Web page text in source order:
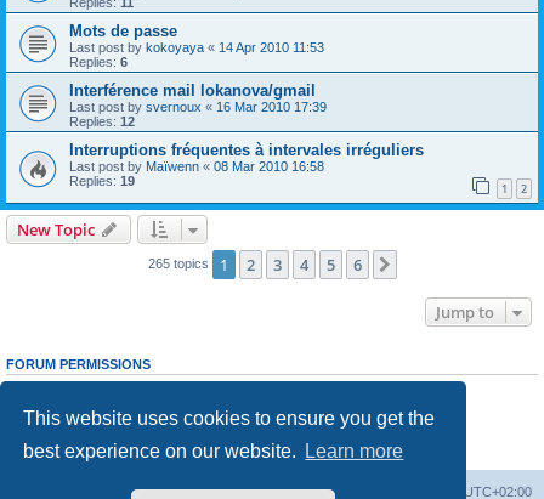
This website uses cookies to ensure you get the
best experience on our website.
Learn more
Mots de passe
Last post by kokoyaya « 14 Apr 2010 11:53
Replies: 6
Interférence mail lokanova/gmail
Last post by svernoux « 16 Mar 2010 17:39
Replies: 12
Interruptions fréquentes à intervales irréguliers
Last post by Maïwenn « 08 Mar 2010 16:58
Replies: 19 1 2
New Topic
265 topics 1 2 3 4 5 6
Jump to
FORUM PERMISSIONS
cannotedit your posts in this forum
Youcannotpost attachments in this forum
UTC+02:00
Delete cookies